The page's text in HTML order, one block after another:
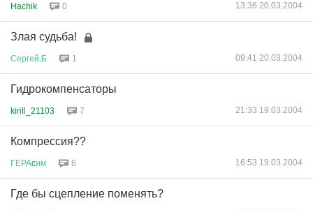
Hachik 0 13:36 20.03.2004
Злая судьба!
Сергей Б 1 09:41 20.03.2004
Гидрокомпенсаторы
kirill_21103 7 21:33 19.03.2004
Компрессия??
ГЕРАcим 6 16:53 19.03.2004
Где бы сцепление поменять?